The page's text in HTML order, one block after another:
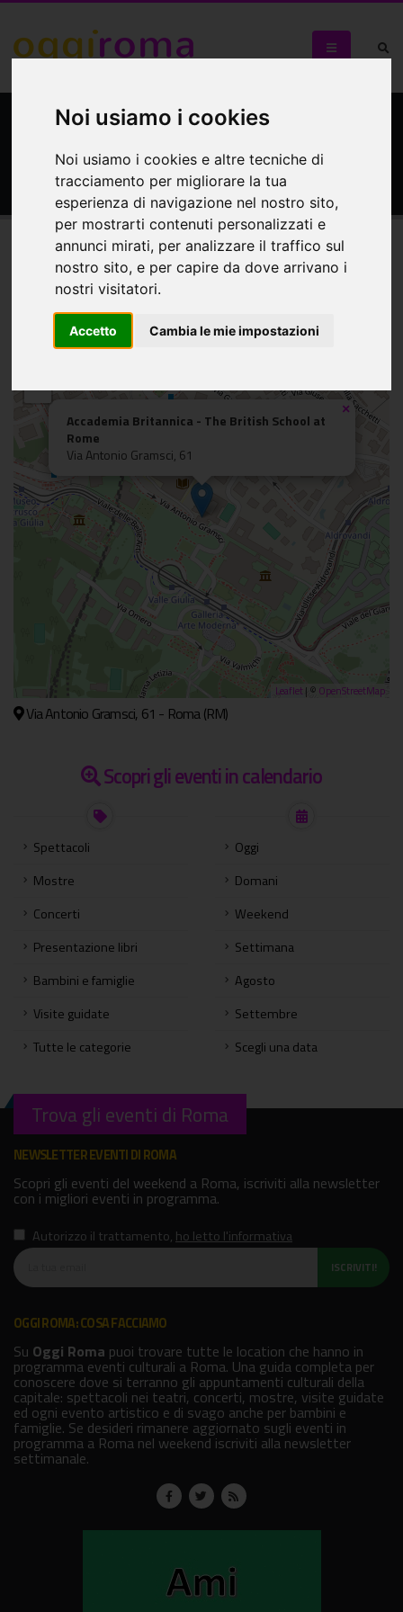
Noi usiamo i cookies
Noi usiamo i cookies e altre tecniche di
tracciamento per migliorare la tua
esperienza di navigazione nel nostro sito,
per mostrarti contenuti personalizzati e
annunci mirati, per analizzare il traffico sul
nostro sito, e per capire da dove arrivano i
nostri visitatori.
Accetto Cambia le mie impostazioni
Accademia Britannica - The
British School at Rome
Mappa
Mappa
Accademia Britannica - The British School at
Rome
Via Antonio Gramsci, 61
×
−
Leaflet| © OpenStreetMap
Via Antonio Gramsci, 61 - Roma (RM)
Scopri gli eventi in calendario
Spettacoli
Mostre
Concerti
Presentazione libri
Bambini e famiglie
Visite guidate
Tutte le categorie
Oggi
Domani
Weekend
Settimana
Agosto
Settembre
Scegli una data
Trova gli eventi di Roma
NEWSLETTER EVENTI DI ROMA
Scopri gli eventi del weekend a Roma, iscriviti alla newsletter
con i migliori eventi in programma.
Autorizzo il trattamento, ho letto l'informativa
ISCRIVITI!
OGGI ROMA: COSA FACCIAMO
Su Oggi Roma puoi trovare tutte le location che hanno in
programma eventi culturali a Roma. Una guida completa per
conoscere dove si terranno gli appuntamenti culturali della
capitale: spettacoli nei teatri, concerti, mostre, visite guidate
ed ogni evento artistico e di svago anche per bambini e
famiglie. Se desideri rimanere aggiornato sugli eventi in
programma a Roma nel weekend iscriviti alla newsletter
settimanale.